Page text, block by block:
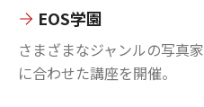
EOS学園
さまざまなジャンルの写真
に合わせた講座を開催。